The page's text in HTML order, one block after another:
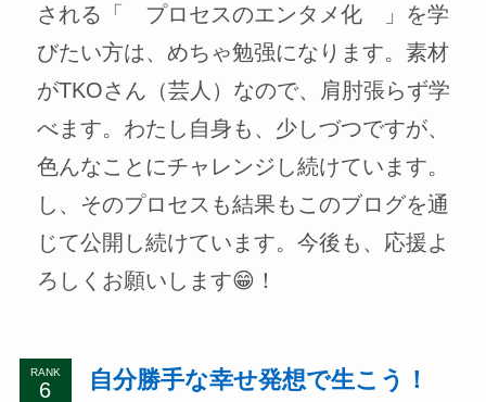
される「 プロセスのエンタメ化 」を学
びたい方は、めちゃ勉强になります。素材
がTKOさん（芸人）なので、肩肘張らず学
べます。わたし自身も、少しづつですが、
色んなことにチャレンジし続けています。
し、そのプロセスも結果もこのブログを通
じて公開し続けています。今後も、応援よ
ろしくお願いします😁！
RANK
自分勝手な幸せ発想で生こう！